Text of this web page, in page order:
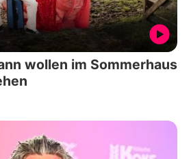
wollen im Sommerhaus